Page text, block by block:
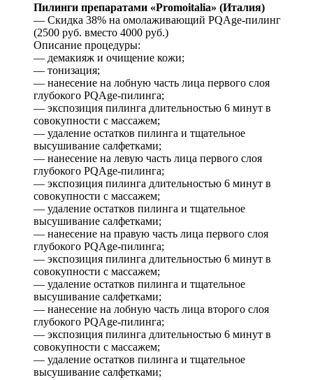
Пилинги препаратами «Promoitalia» (Италия)
— Скидка 38% на омолаживающий PQAge-пилинг
(2500 руб. вместо 4000 руб.)
Описание процедуры:
— демакияж и очищение кожи;
— тонизация;
— нанесение на лобную часть лица первого слоя
глубокого PQAge-пилинга;
— экспозиция пилинга длительностью 6 минут в
совокупности с массажем;
— удаление остатков пилинга и тщательное
высушивание салфетками;
— нанесение на левую часть лица первого слоя
глубокого PQAge-пилинга;
— экспозиция пилинга длительностью 6 минут в
совокупности с массажем;
— удаление остатков пилинга и тщательное
высушивание салфетками;
— нанесение на правую часть лица первого слоя
глубокого PQAge-пилинга;
— экспозиция пилинга длительностью 6 минут в
совокупности с массажем;
— удаление остатков пилинга и тщательное
высушивание салфетками;
— нанесение на лобную часть лица второго слоя
глубокого PQAge-пилинга;
— экспозиция пилинга длительностью 6 минут в
совокупности с массажем;
— удаление остатков пилинга и тщательное
высушивание салфетками;